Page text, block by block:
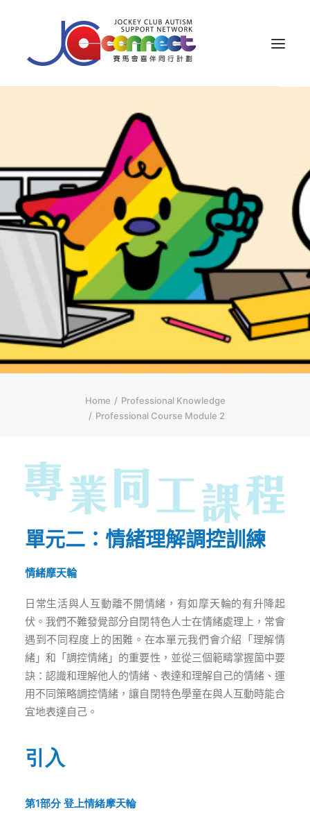
CAREGIVER SUPPORT
PUBLIC EDUCATION
PROFESSIONAL KNOWLEDGE
PARENTS’ ZONE
IMPACT
RESOURCES
HOME PAGE
Home
Professional Knowledge
Professional Course Module 2
單元二：情緒理解調控訓練
情緒摩天輪
日常生活與人互動離不開情緒，有如摩天輪的有升降起
伏。我們不難發覺部分自閉特色人士在情緒處理上，常會
遇到不同程度上的困難。在本單元我們會介紹「理解情
緒」和「調控情緒」的重要性，並從三個範疇掌握箇中要
訣：認識和理解他人的情緒、表達和理解自己的情緒、運
用不同策略調控情緒，讓自閉特色學童在與人互動時能合
宜地表達自己。
引入
第1部分登上情緒摩天輪